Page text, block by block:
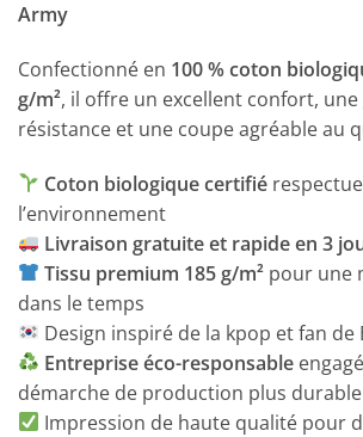
Army
Confectionné en 100 % coton
g/m², il offre un excellent confort,
résistance et une coupe agréable au
Coton biologique certifié
l’environnement
Livraison gratuite et rapide en 3
Tissu premium 185 g/m² pour une
dans le temps
Design inspiré de la kpop et fan de
Entreprise éco-responsable
démarche de production plus durable
Impression de haute qualité pour